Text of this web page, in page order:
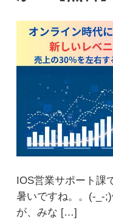
IOS営業サポート課
暑いですね。。(-_-
が、みな […]